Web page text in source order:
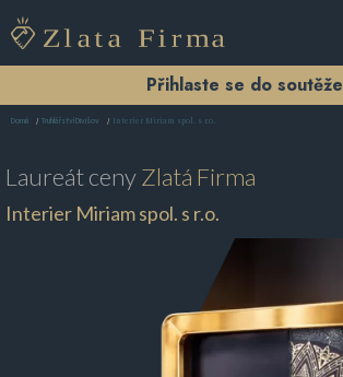
Přihlaste se do soutěže
Domů Truhlářství Divišov Interier Miriam spol. s r.o.
Laureát cenyZlatá Firma
Interier Miriam spol. s r.o.